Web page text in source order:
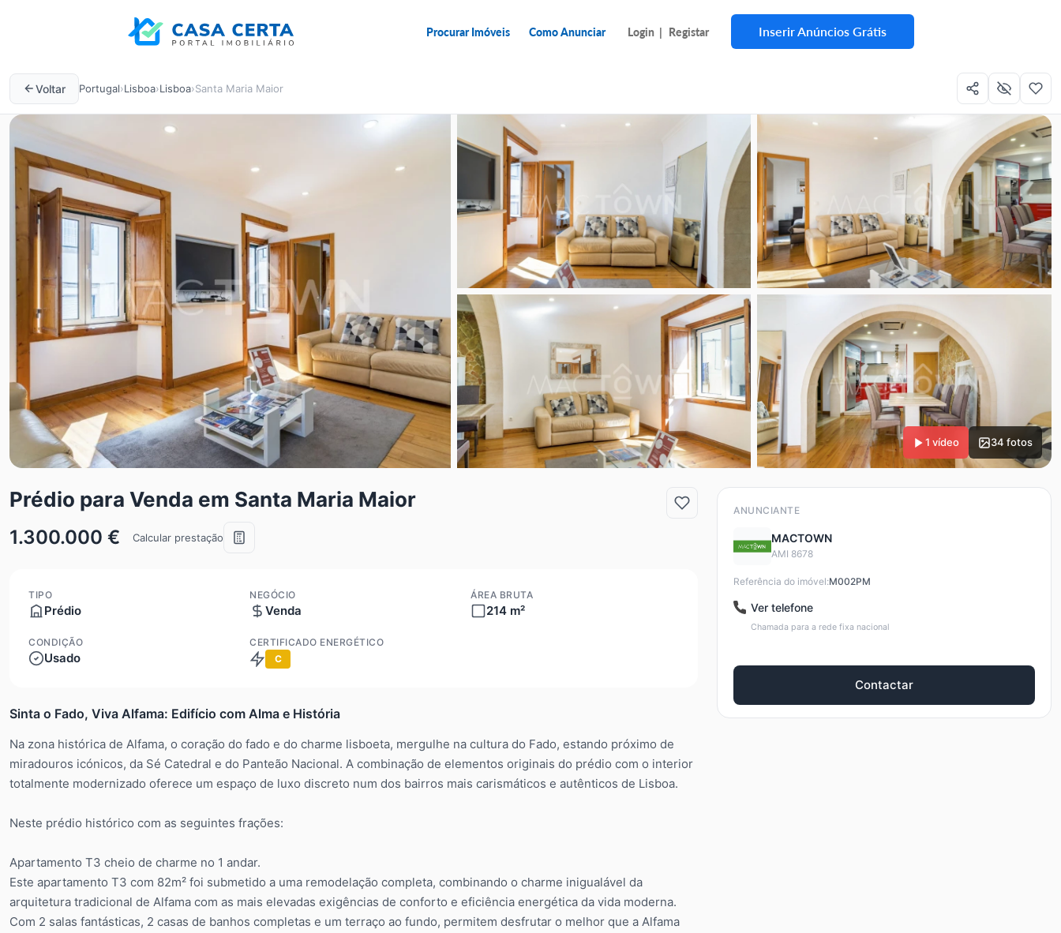
Procurar Imóveis Como Anunciar Login | Registar Inserir Anúncios Grátis
Voltar Portugal›Lisboa›Lisboa›Santa Maria Maior
1 vídeo 34 fotos
Prédio para Venda em Santa Maria Maior
1.300.000 € Calcular prestação
TIPO
Prédio
NEGÓCIO
Venda
ÁREA BRUTA
214 m²
CONDIÇÃO
Usado
CERTIFICADO ENERGÉTICO
C
Sinta o Fado, Viva Alfama: Edifício com Alma e História
Na zona histórica de Alfama, o coração do fado e do charme lisboeta, mergulhe na cultura do Fado, estando próximo de
miradouros icónicos, da Sé Catedral e do Panteão Nacional. A combinação de elementos originais do prédio com o interior
totalmente modernizado oferece um espaço de luxo discreto num dos bairros mais carismáticos e autênticos de Lisboa.
Neste prédio histórico com as seguintes frações:
Apartamento T3 cheio de charme no 1 andar.
Este apartamento T3 com 82m² foi submetido a uma remodelação completa, combinando o charme inigualável da
arquitetura tradicional de Alfama com as mais elevadas exigências de conforto e eficiência energética da vida moderna.
Com 2 salas fantásticas, 2 casas de banhos completas e um terraço ao fundo, permitem desfrutar o melhor que a Alfama
ANUNCIANTE
MACTOWN
AMI 8678
Referência do imóvel:M002PM
Ver telefone
Chamada para a rede fixa nacional
Contactar